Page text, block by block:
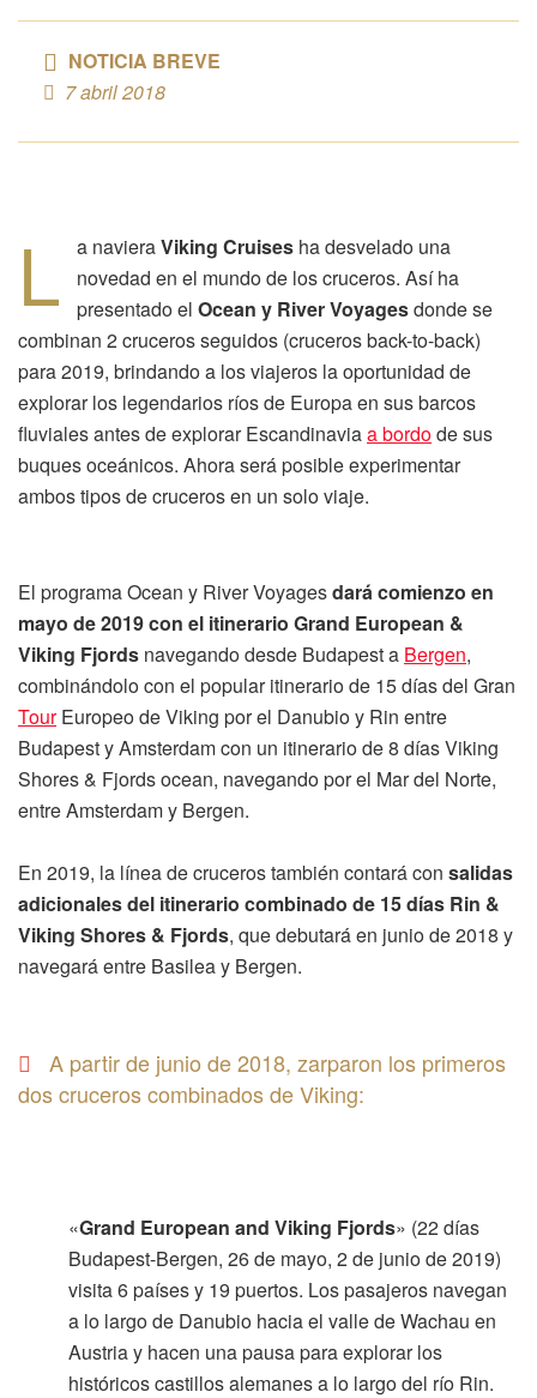
NOTICIA BREVE
7 abril 2018
L a navieraViking Cruisesha desvelado una
novedad en el mundo de los cruceros. Así ha
presentado el Ocean y River Voyagesdonde se
combinan 2 cruceros seguidos (cruceros back-to-back)
para 2019, brindando a los viajeros la oportunidad de
explorar los legendarios ríos de Europa en sus barcos
fluviales antes de explorar Escandinaviaa bordode sus
buques oceánicos. Ahora será posible experimentar
ambos tipos de cruceros en un solo viaje.
El programa Ocean y River Voyagesdará comienzo en
mayo de 2019 con el itinerario Grand European &
Viking Fjords navegando desde Budapest a Bergen,
combinándolo con el popular itinerario de 15 días del Gran
TourEuropeo de Viking por el Danubio y Rin entre
Budapest y Amsterdam con un itinerario de 8 días Viking
Shores & Fjords ocean, navegando por el Mar del Norte,
entre Amsterdam y Bergen.
En 2019, la línea de cruceros también contará con salidas
adicionales del itinerario combinado de 15 días Rin &
Viking Shores & Fjords, que debutará en junio de 2018 y
navegará entre Basilea y Bergen.
A partir de junio de 2018, zarparon los primeros
dos cruceros combinados de Viking:
«Grand European and Viking Fjords» (22 días
Budapest-Bergen, 26 de mayo, 2 de junio de 2019)
visita 6 países y 19 puertos. Los pasajeros navegan
a lo largo de Danubio hacia el valle de Wachau en
Austria y hacen una pausa para explorar los
históricos castillos alemanes a lo largo del río Rin.